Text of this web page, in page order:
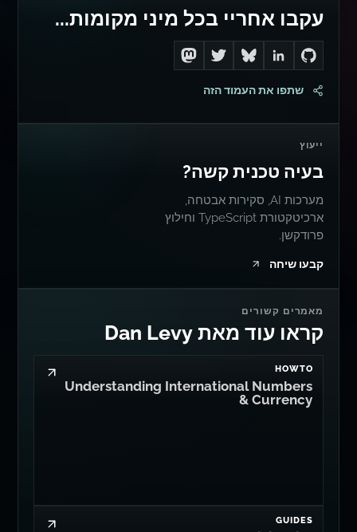
עקבו אחריי בכל מיני מקומות...
Go to Dan's GitHub
Connect with me on LinkedIn
Follow me on Bluesky
Follow me on Twitter
Follow me on Mastodon
שתפו את העמוד הזה
ייעוץ
בעיה טכנית קשה?
מערכות AI, סקירות אבטחה,
ארכיטקטורת TypeScript וחילוץ
פרודקשן.
קבעו שיחה
מאמרים קשורים
קראו עוד מאת Dan Levy
HOWTO
Understanding International Numbers
& Currency
GUIDES